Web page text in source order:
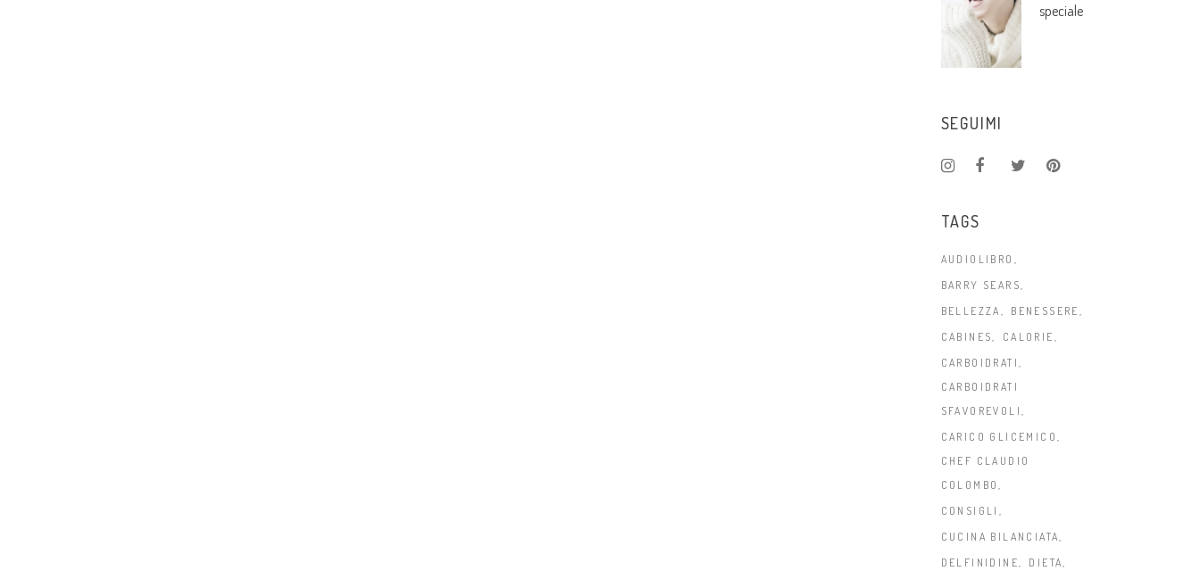
speciale
SEGUIMI
TAGS
AUDIOLIBRO
BARRY SEARS
BELLEZZA
BENESSERE
CABINES
CALORIE
CARBOIDRATI
CARBOIDRATI
SFAVOREVOLI
CARICO GLICEMICO
CHEF CLAUDIO
COLOMBO
CONSIGLI
CUCINA BILANCIATA
DELFINIDINE
DIETA